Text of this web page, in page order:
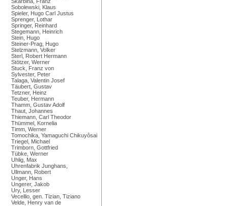
Sobolewski, Klaus
Spieler, Hugo Carl Justus
Sprenger, Lothar
Springer, Reinhard
Stegemann, Heinrich
Stein, Hugo
Steiner-Prag, Hugo
Stelzmann, Volker
Sterl, Robert Hermann
Stötzer, Werner
Stuck, Franz von
Sylvester, Peter
Talaga, Valentin Josef
Täubert, Gustav
Tetzner, Heinz
Teuber, Hermann
Thamm, Gustav Adolf
Thaut, Johannes
Thiemann, Carl Theodor
Thümmel, Kornelia
Timm, Werner
Tomochika, Yamaguchi Chikuyôsai
Triegel, Michael
Trimborn, Gottfried
Tübke, Werner
Uhlig, Max
Uhrenfabrik Junghans,
Ullmann, Robert
Unger, Hans
Ungerer, Jakob
Ury, Lesser
Vecellio, gen. Tizian, Tiziano
Velde, Henry van de